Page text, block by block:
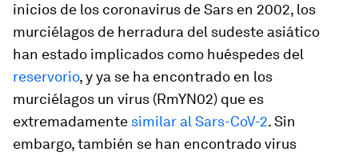
inicios de los coronavirus de Sars en 2002, los
murciélagos de herradura del sudeste asiático
han estado implicados como huéspedes del
reservorio, y ya se ha encontrado en los
murciélagos un virus (RmYN02) que es
extremadamente similar al Sars-CoV-2. Sin
embargo, también se han encontrado virus